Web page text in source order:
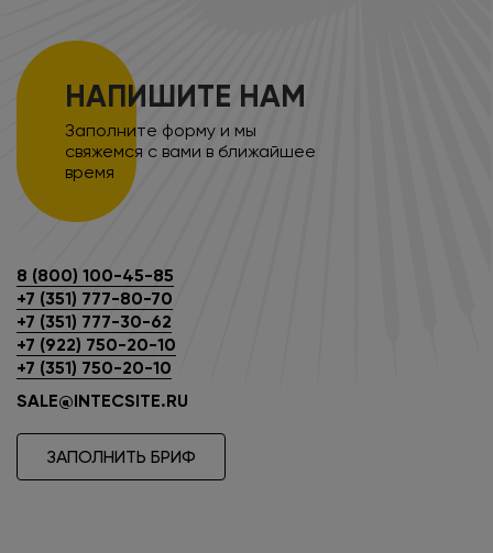
НАПИШИТЕ НАМ
Заполните форму и мы
свяжемся с вами в ближайшее
время
8 (800) 100-45-85
+7 (351) 777-80-70
+7 (351) 777-30-62
+7 (922) 750-20-10
+7 (351) 750-20-10
SALE@INTECSITE.RU
ЗАПОЛНИТЬ БРИФ